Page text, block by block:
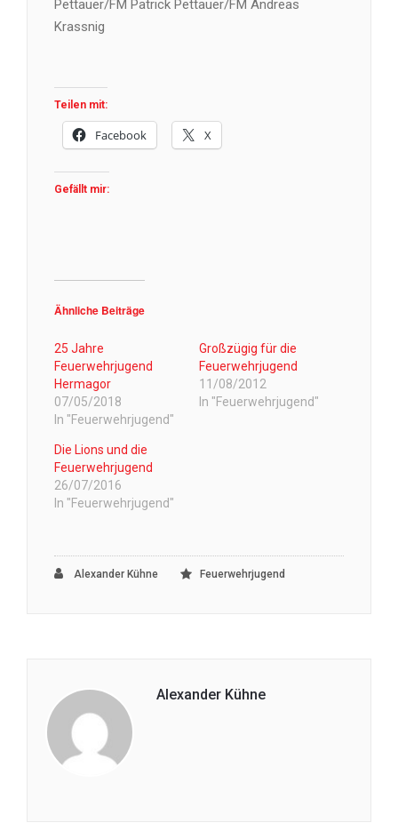
Pettauer/FM Patrick Pettauer/FM Andreas
Krassnig
Teilen mit:
Facebook X
Gefällt mir:
Ähnliche Beiträge
25 Jahre
Feuerwehrjugend
Hermagor
07/05/2018
In "Feuerwehrjugend"
Großzügig für die
Feuerwehrjugend
11/08/2012
In "Feuerwehrjugend"
Die Lions und die
Feuerwehrjugend
26/07/2016
In "Feuerwehrjugend"
Alexander Kühne Feuerwehrjugend
Alexander Kühne